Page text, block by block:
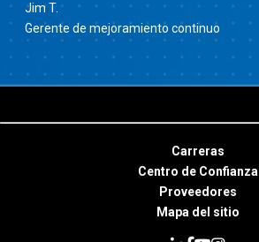
Jim T.
Gerente de mejoramiento continuo
Carreras
Centro de Confianza
Proveedores
Mapa del sitio